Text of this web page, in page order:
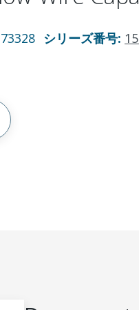
シリーズ番号: